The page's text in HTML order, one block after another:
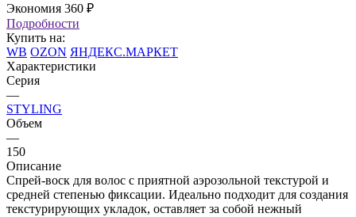
Экономия 360 ₽
Подробности
Купить на:
WB OZON ЯНДЕКС.МАРКЕТ
Характеристики
Серия
—
STYLING
Объем
—
150
Описание
Спрей-воск для волос с приятной аэрозольной текстурой и
средней степенью фиксации. Идеально подходит для создания
текстурирующих укладок, оставляет за собой нежный